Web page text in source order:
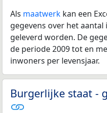
Als maatwerk kan een
gegevens over het
geleverd worden. De
de periode 2009 tot en
inwoners per levensjaar.
Burgerlijke staat -